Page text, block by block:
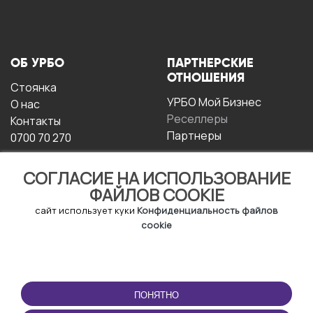
СОГЛАСИЕ НА ИСПОЛЬЗОВАНИЕ
ФАЙЛОВ COOKIE
сайт использует куки Конфиденциальность файлов
cookie
ПОНЯТНО
ОБ УРБО
Стоянка
О нас
Контакты
0700 70 270
ПАРТНЕРСКИЕ
ОТНОШЕНИЯ
УРБО Мой Бизнес
Реселлеры
Партнеры
ЭКСПЛУАТАЦИИ
Условия и положения
ПРИЛОЖЕНИЕ